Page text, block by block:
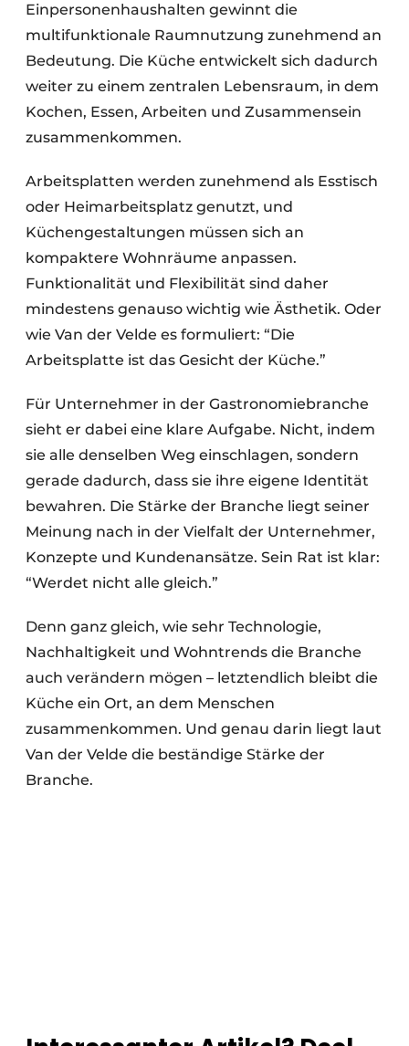
Einpersonenhaushalten gewinnt die
multifunktionale Raumnutzung zunehmend an
Bedeutung. Die Küche entwickelt sich dadurch
weiter zu einem zentralen Lebensraum, in dem
Kochen, Essen, Arbeiten und Zusammensein
zusammenkommen.
Arbeitsplatten werden zunehmend als Esstisch
oder Heimarbeitsplatz genutzt, und
Küchengestaltungen müssen sich an
kompaktere Wohnräume anpassen.
Funktionalität und Flexibilität sind daher
mindestens genauso wichtig wie Ästhetik. Oder
wie Van der Velde es formuliert: “Die
Arbeitsplatte ist das Gesicht der Küche.”
Für Unternehmer in der Gastronomiebranche
sieht er dabei eine klare Aufgabe. Nicht, indem
sie alle denselben Weg einschlagen, sondern
gerade dadurch, dass sie ihre eigene Identität
bewahren. Die Stärke der Branche liegt seiner
Meinung nach in der Vielfalt der Unternehmer,
Konzepte und Kundenansätze. Sein Rat ist klar:
“Werdet nicht alle gleich.”
Denn ganz gleich, wie sehr Technologie,
Nachhaltigkeit und Wohntrends die Branche
auch verändern mögen – letztendlich bleibt die
Küche ein Ort, an dem Menschen
zusammenkommen. Und genau darin liegt laut
Van der Velde die beständige Stärke der
Branche.